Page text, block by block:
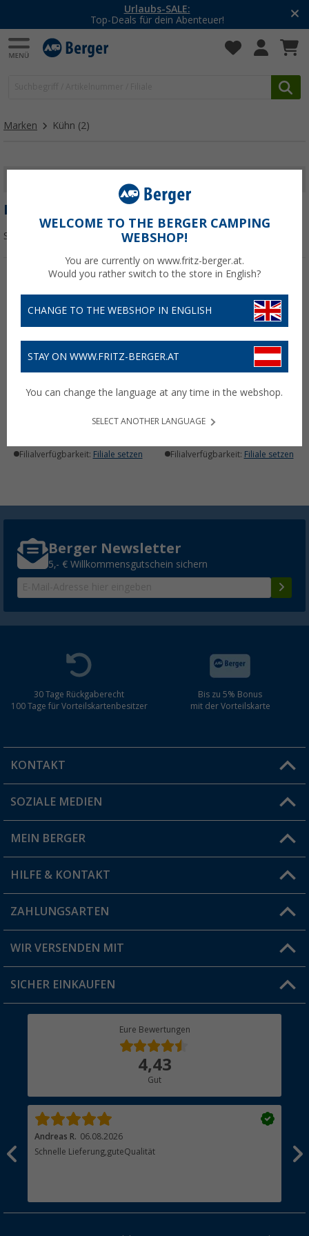
Urlaubs-SALE:
Top-Deals für dein Abenteuer!
Marken Kühn (2)
KÜHN
Sortieren:
(33)
Filialverfügbarkeit: Filiale setzen
Ersatzteil-Sortiment für
(7)
15,99 €
Filialverfügbarkeit: Filiale setzen
Berger Newsletter
5,- € Willkommensgutschein sichern
30 Tage Rückgaberecht
100 Tage für Vorteilskartenbesitzer
Bis zu 5% Bonus
mit der Vorteilskarte
KONTAKT
Du hast eine Frage?
Filiale finden
SOZIALE MEDIEN
MEIN BERGER
Vorteilskarte
Blog
Jobs & Karriere
HILFE & KONTAKT
FAQ & Kontakt
Versandinformationen
Rücksendung
ZAHLUNGSARTEN
WIR VERSENDEN MIT
SICHER EINKAUFEN
Eure Bewertungen
4,43
Gut
Andreas R. 06.08.2026
Schnelle Lieferung,guteQualität
WELCOME TO THE BERGER CAMPING
WEBSHOP!
You are currently on www.fritz-berger.at.
Would you rather switch to the store in English?
CHANGE TO THE WEBSHOP IN ENGLISH
STAY ON WWW.FRITZ-BERGER.AT
You can change the language at any time in the webshop.
SELECT ANOTHER LANGUAGE